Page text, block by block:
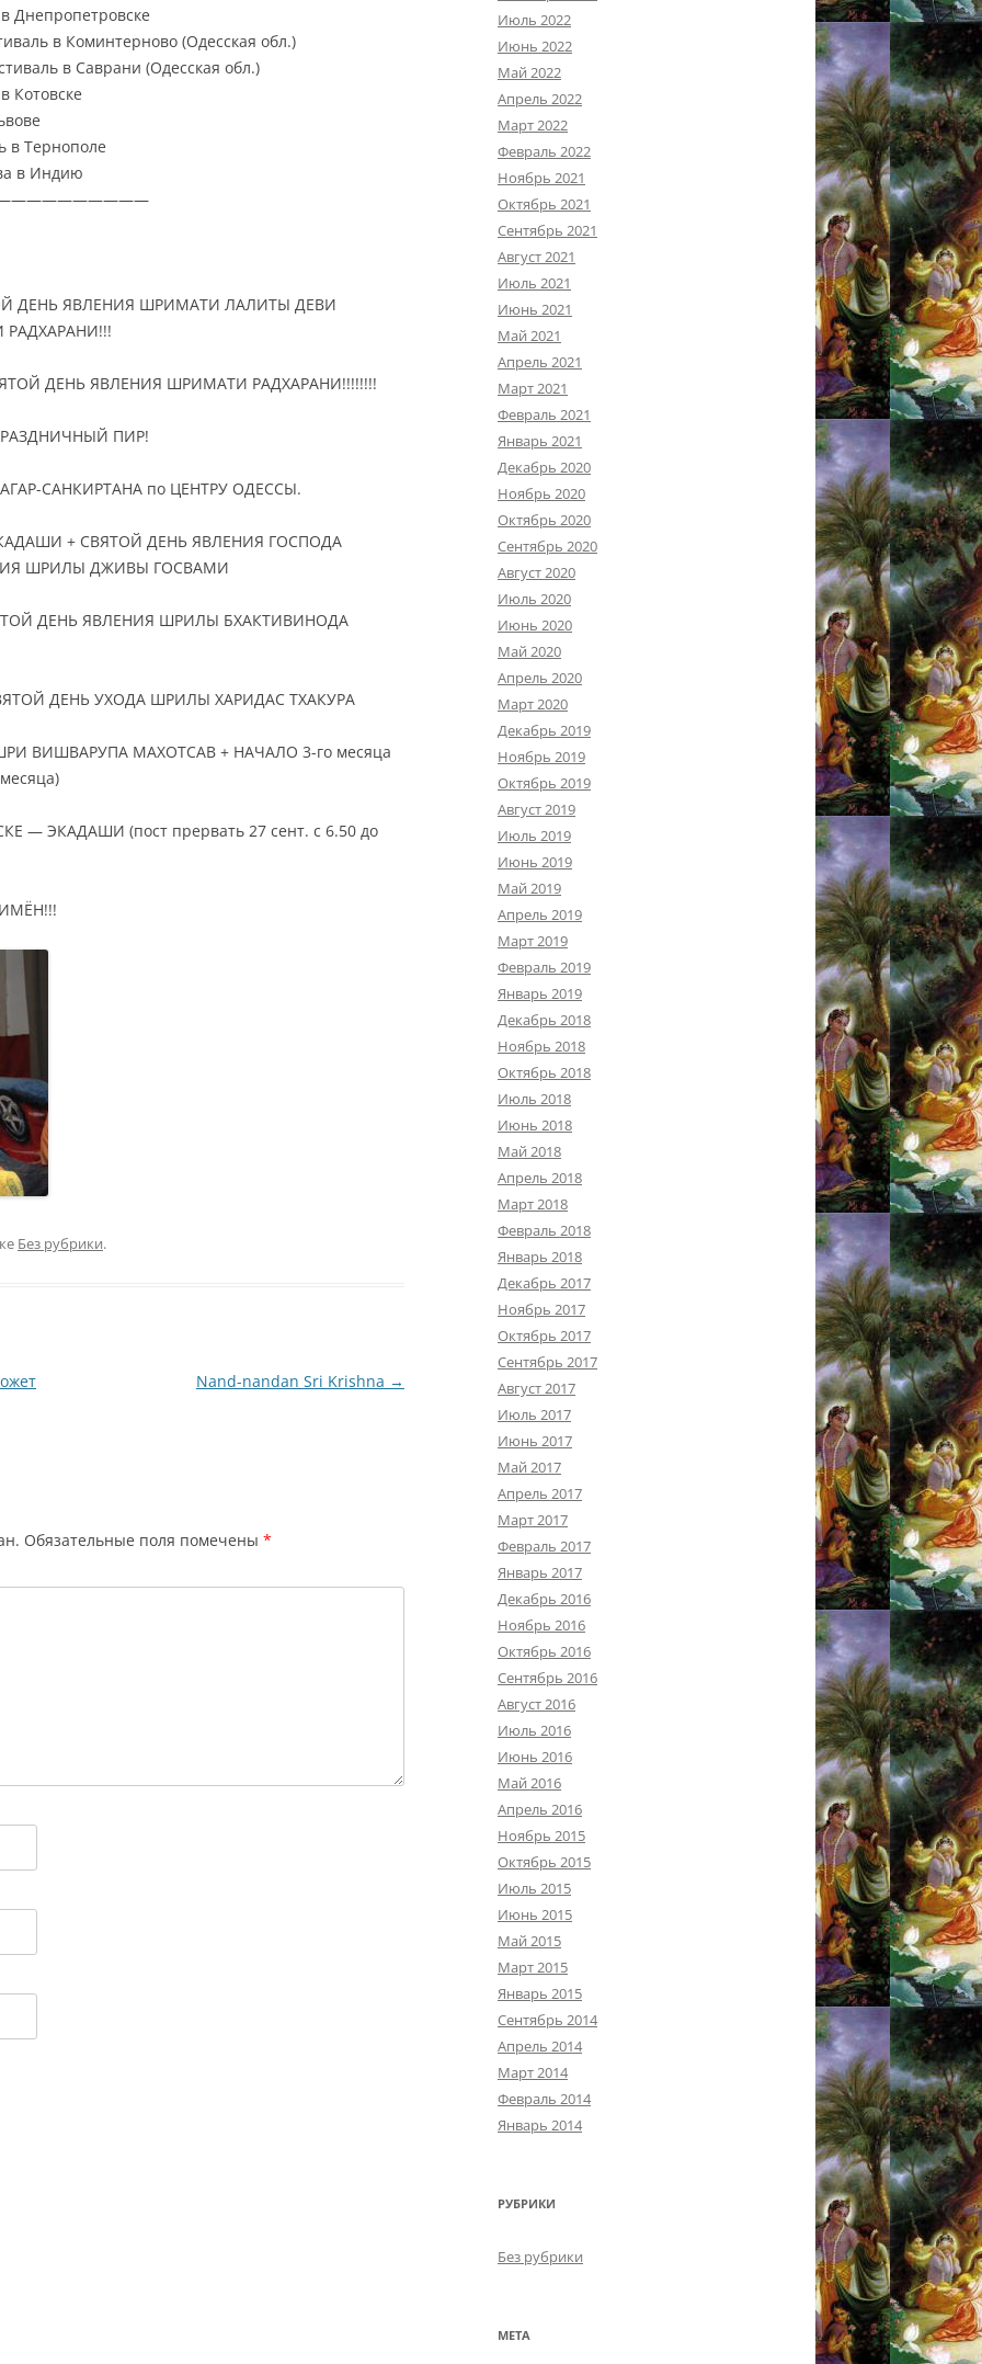
Днепропетровске
в Коминтерново (Одесская обл.)
в Саврани (Одесская обл.)
Котовске
в Тернополе
в Индию
ДЕНЬ ЯВЛЕНИЯ ШРИМАТИ ЛАЛИТЫ ДЕВИ
ДЕНЬ ЯВЛЕНИЯ ШРИМАТИ РАДХАРАНИ!!!!!!!!
ПИР!
САНКИРТАНА по ЦЕНТРУ ОДЕССЫ.
+ СВЯТОЙ ДЕНЬ ЯВЛЕНИЯ ГОСПОДА
ШРИЛЫ ДЖИВЫ ГОСВАМИ
ДЕНЬ ЯВЛЕНИЯ ШРИЛЫ БХАКТИВИНОДА
ДЕНЬ УХОДА ШРИЛЫ ХАРИДАС ТХАКУРА
ВИШВАРУПА МАХОТСАВ + НАЧАЛО 3-го месяца
— ЭКАДАШИ (пост прервать 27 сент. с 6.50 до
Без рубрики.
Nand-nandan Sri Krishna →
Обязательные поля помечены *
Июль 2022
Июнь 2022
Май 2022
Апрель 2022
Март 2022
Февраль 2022
Ноябрь 2021
Октябрь 2021
Сентябрь 2021
Август 2021
Июль 2021
Июнь 2021
Май 2021
Апрель 2021
Март 2021
Февраль 2021
Январь 2021
Декабрь 2020
Ноябрь 2020
Октябрь 2020
Сентябрь 2020
Август 2020
Июль 2020
Июнь 2020
Май 2020
Апрель 2020
Март 2020
Декабрь 2019
Ноябрь 2019
Октябрь 2019
Август 2019
Июль 2019
Июнь 2019
Май 2019
Апрель 2019
Март 2019
Февраль 2019
Январь 2019
Декабрь 2018
Ноябрь 2018
Октябрь 2018
Июль 2018
Июнь 2018
Май 2018
Апрель 2018
Март 2018
Февраль 2018
Январь 2018
Декабрь 2017
Ноябрь 2017
Октябрь 2017
Сентябрь 2017
Август 2017
Июль 2017
Июнь 2017
Май 2017
Апрель 2017
Март 2017
Февраль 2017
Январь 2017
Декабрь 2016
Ноябрь 2016
Октябрь 2016
Сентябрь 2016
Август 2016
Июль 2016
Июнь 2016
Май 2016
Апрель 2016
Ноябрь 2015
Октябрь 2015
Июль 2015
Июнь 2015
Май 2015
Март 2015
Январь 2015
Сентябрь 2014
Апрель 2014
Март 2014
Февраль 2014
Январь 2014
РУБРИКИ
Без рубрики
МЕТА